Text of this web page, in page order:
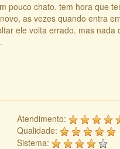
pouco chato. tem hora que
as vezes quando entra
ele volta errado. mas nada
Atendimento:
Qualidade:
Sistema: